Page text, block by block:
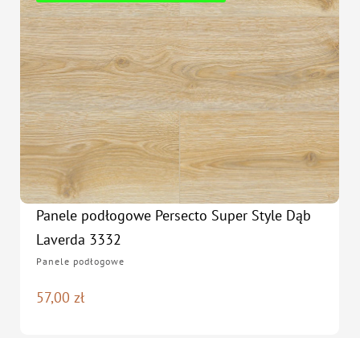
Panele podłogowe Persecto Super Style Dąb
Laverda 3332
Panele podłogowe
zł
57,00